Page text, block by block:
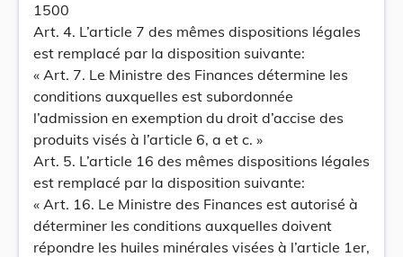
1500
Art. 4. L’article 7 des mêmes dispositions légales
est remplacé par la disposition suivante:
« Art. 7. Le Ministre des Finances détermine les
conditions auxquelles est subordonnée
l’admission en exemption du droit d’accise des
produits visés à l’article 6, a et c. »
Art. 5. L’article 16 des mêmes dispositions légales
est remplacé par la disposition suivante:
« Art. 16. Le Ministre des Finances est autorisé à
déterminer les conditions auxquelles doivent
répondre les huiles minérales visées à l’article 1er,